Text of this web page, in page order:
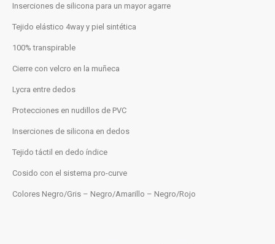
Inserciones de silicona para un mayor agarre
Tejido elástico 4way y piel sintética
100% transpirable
Cierre con velcro en la muñeca
Lycra entre dedos
Protecciones en nudillos de PVC
Inserciones de silicona en dedos
Tejido táctil en dedo índice
Cosido con el sistema pro-curve
Colores Negro/Gris – Negro/Amarillo – Negro/Rojo